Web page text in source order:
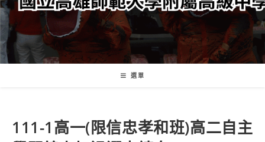
容
選單
111-1高一(限信忠孝和班)高二自主